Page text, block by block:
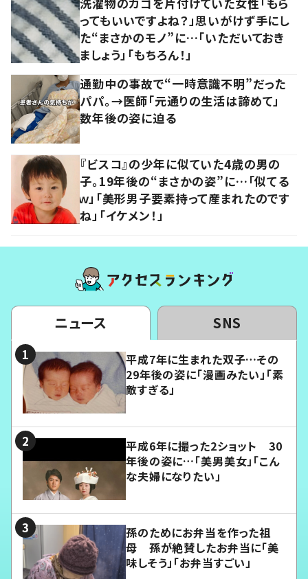
ってもいいですよね？」思いがけず手にし
た“まさかのモノ”に…「いただいておき
ましょう」「もちろん！」
通勤中の事故で“一時意識不明”だった
パパ。→医師「元通りの生活は諦めて」
数年後の姿に迫る
『ビスコ』の少年に似ていた4歳の男の
子。19年後の“まさかの姿”に…「似てる
ｗ」「美形男子要素持って産まれたのです
ね」「イケメン！」
ニュース SNS
平成7年に生まれた双子…その
29年後の姿に「漫画みたい」「素
敵すぎる」
平成6年に撮った2ショット 30
年後の姿に…「美男美女」「こん
な夫婦になりたい」
孫のためにお弁当を作った祖
母 孫が絶賛したお弁当に「美
味しそう」「お弁当すごい」